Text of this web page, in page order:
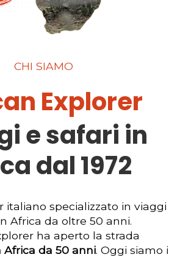
CHI SIAMO
Explorer
e safari in
dal 1972
italiano specializzato in viaggi
Africa da oltre 50 anni.
ha aperto la strada
Africa da 50 anni. Oggi siamo i